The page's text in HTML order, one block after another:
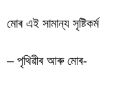
মোৰ এই সামান্য সৃষ্টিকৰ্ম
– পৃথিৱীৰ আৰু মোৰ-